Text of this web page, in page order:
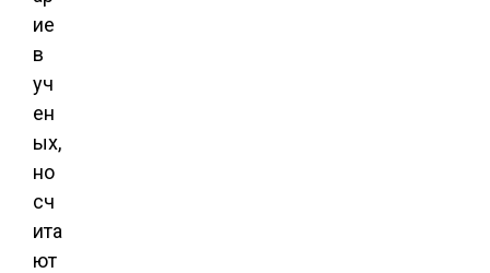
ие
в
уч
ен
ых,
но
сч
ита
ют